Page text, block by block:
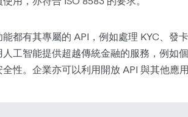
都有其專屬的 API，例如處理 KYC、發
工智能提供超越傳統金融的服務，例如
性。企業亦可以利用開放 API 與其他應